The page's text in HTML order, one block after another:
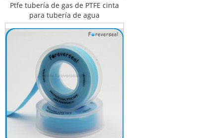
Ptfe tubería de gas de PTFE cinta
para tubería de agua